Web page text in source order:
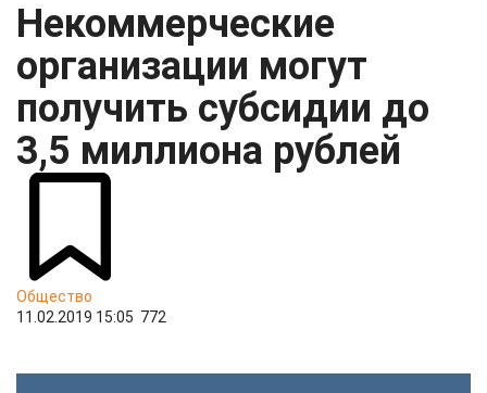
Некоммерческие
организации могут
получить субсидии до
3,5 миллиона рублей
Общество
11.02.2019 15:05 772